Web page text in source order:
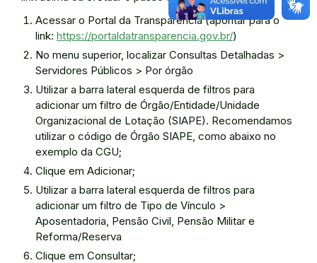
Acessar o Portal da Transparência (apontar para o
link: https://portaldatransparencia.gov.br/)
No menu superior, localizar Consultas Detalhadas >
Servidores Públicos > Por órgão
Utilizar a barra lateral esquerda de filtros para
adicionar um filtro de Órgão/Entidade/Unidade
Organizacional de Lotação (SIAPE). Recomendamos
utilizar o código de Órgão SIAPE, como abaixo no
exemplo da CGU;
Clique em Adicionar;
Utilizar a barra lateral esquerda de filtros para
adicionar um filtro de Tipo de Vínculo >
Aposentadoria, Pensão Civil, Pensão Militar e
Reforma/Reserva
Clique em Consultar;